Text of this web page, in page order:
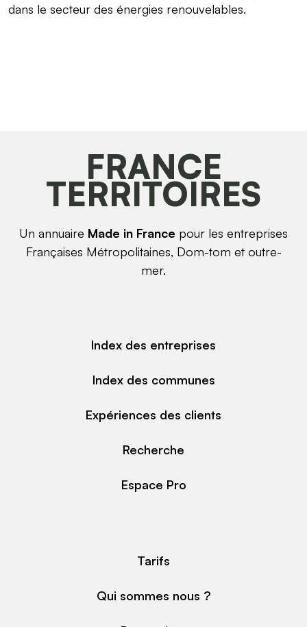
dans le secteur des énergies renouvelables.
FRANCE
TERRITOIRES
Un annuaire Made in France pour les entreprises
Françaises Métropolitaines, Dom-tom et outre-
mer.
Index des entreprises
Index des communes
Expériences des clients
Recherche
Espace Pro
Tarifs
Qui sommes nous ?